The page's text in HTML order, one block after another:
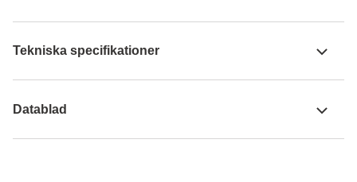
Tekniska specifikationer
Datablad